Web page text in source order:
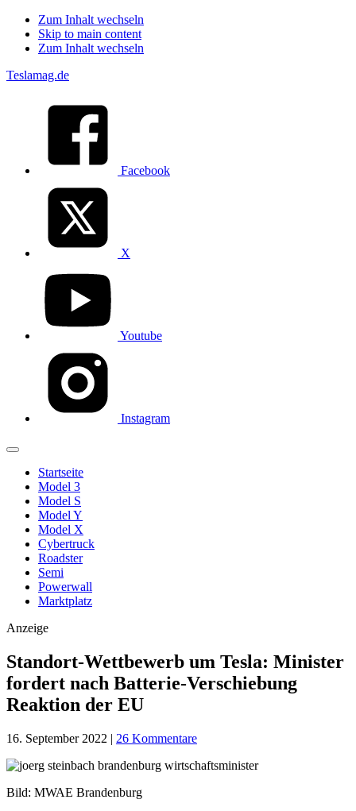
Zum Inhalt wechseln
Skip to main content
Zum Inhalt wechseln
Teslamag.de
Facebook
X
Youtube
Instagram
Startseite
Model 3
Model S
Model Y
Model X
Cybertruck
Roadster
Semi
Powerwall
Marktplatz
Anzeige
Standort-Wettbewerb um Tesla: Minister
fordert nach Batterie-Verschiebung
Reaktion der EU
16. September 2022 | 26 Kommentare
Bild: MWAE Brandenburg